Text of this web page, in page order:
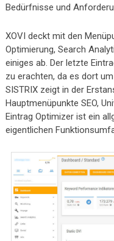
Bedürfnisse und
XOVI deckt mit den
Optimierung, Search
einiges ab. Der letzte
zu erachten, da es dort
SISTRIX zeigt in der
Hauptmenüpunkte SEO,
Eintrag Optimizer ist ein
eigentlichen